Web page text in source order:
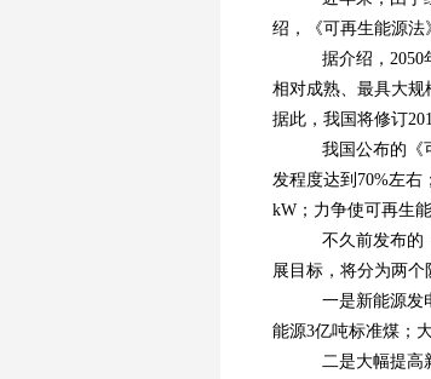
绍，《可再生能源法
据介绍，2050
相对成熟、最具大规
据此，我国将修订
我国公布的《
发程度达到70%左右
kW；力争使可再生
不久前发布的
展目标，将分为两个
一是新能源发
能源3亿吨标准煤；
二是大幅提高